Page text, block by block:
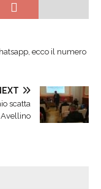
ecco il numero
scatta
Avellino